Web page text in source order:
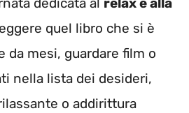
dedicata al relax e alla
quel libro che si è
da mesi, guardare film o
nella lista dei desideri,
o addirittura